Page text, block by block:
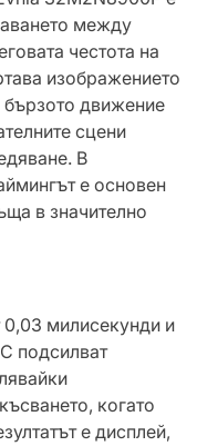
между
честота на
изображението
бързото движение
сцени
В
е основен
в значително
0,03 милисекунди и
подсилват
когато
е дисплей,